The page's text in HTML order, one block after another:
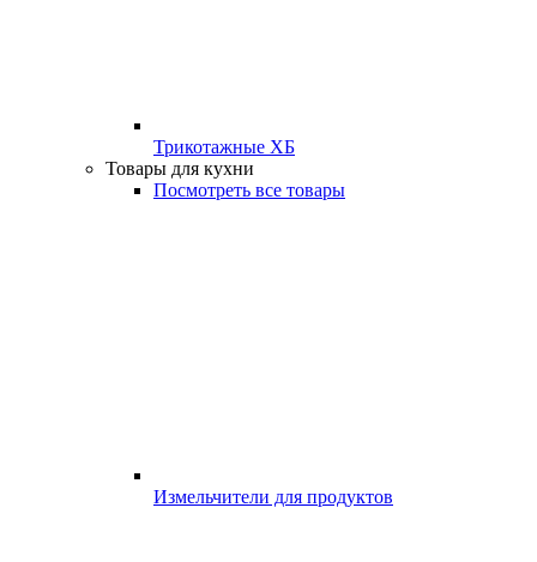
Трикотажные ХБ
Товары для кухни
Посмотреть все товары
Измельчители для продуктов